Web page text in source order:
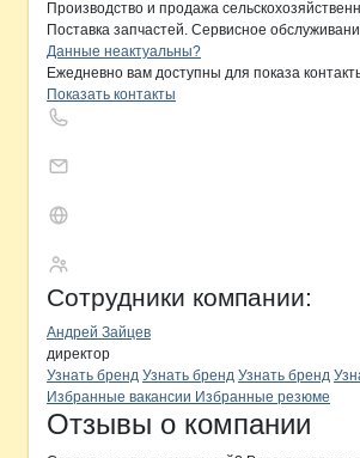
Производство и продажа
Поставка запчастей. Сервисное
Контактыкомпании
+7(800)000-00-..
Данные неактуальны?
Ежедневно вам доступны для показа
Показать контакты
Сотрудники компании:
Андрей Зайцев
директор
Брендыкомпани
Узнать бренд Узнать бренд Узнать бренд
Вакансии в
Избранные вакансии Избранные резюме
Новости o
Отзывы о компании